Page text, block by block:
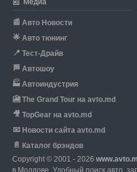
Медиа
📰 Авто Новости
🌟 Авто тюнинг
📍 Тест-Драйв
🏁 Автошоу
🏭 Автоиндустрия
🎦 The Grand Tour на avto.md
🎥 TopGear на avto.md
📧 Новости сайта avto.md
📄 Каталог брэндов
Copyright © 2001 - 2026
в Молдове. Удобный поиск авто,